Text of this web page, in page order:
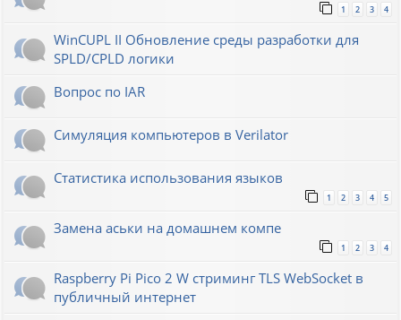
1 2 3 4
WinCUPL II Обновление среды разработки для
SPLD/CPLD логики
Вопрос по IAR
Симуляция компьютеров в Verilator
Статистика использования языков
1 2 3 4 5
Замена аськи на домашнем компе
1 2 3 4
Raspberry Pi Pico 2 W стриминг TLS WebSocket в
публичный интернет